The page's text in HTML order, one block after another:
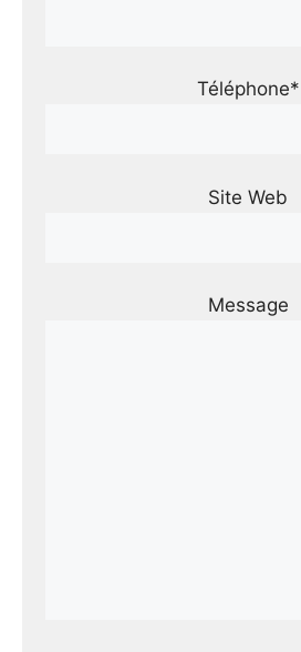
Téléphone*
Site Web
Message